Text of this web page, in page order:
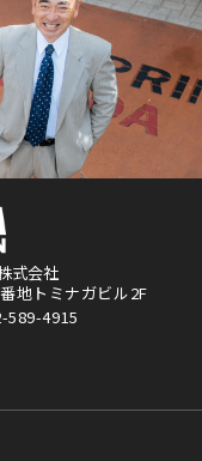
式会社
地トミナガビル2F
589-4915